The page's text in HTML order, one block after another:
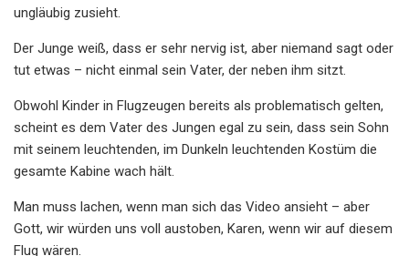
ungläubig zusieht.
Der Junge weiß, dass er sehr nervig ist, aber niemand sagt oder
tut etwas – nicht einmal sein Vater, der neben ihm sitzt.
Obwohl Kinder in Flugzeugen bereits als problematisch gelten,
scheint es dem Vater des Jungen egal zu sein, dass sein Sohn
mit seinem leuchtenden, im Dunkeln leuchtenden Kostüm die
gesamte Kabine wach hält.
Man muss lachen, wenn man sich das Video ansieht – aber
Gott, wir würden uns voll austoben, Karen, wenn wir auf diesem
Flug wären.